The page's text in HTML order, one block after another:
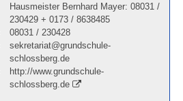
Hausmeister Bernhard Mayer: 08031 /
230429 + 0173 / 8638485
08031 / 230428
sekretariat@grundschule-
schlossberg.de
http://www.grundschule-
schlossberg.de